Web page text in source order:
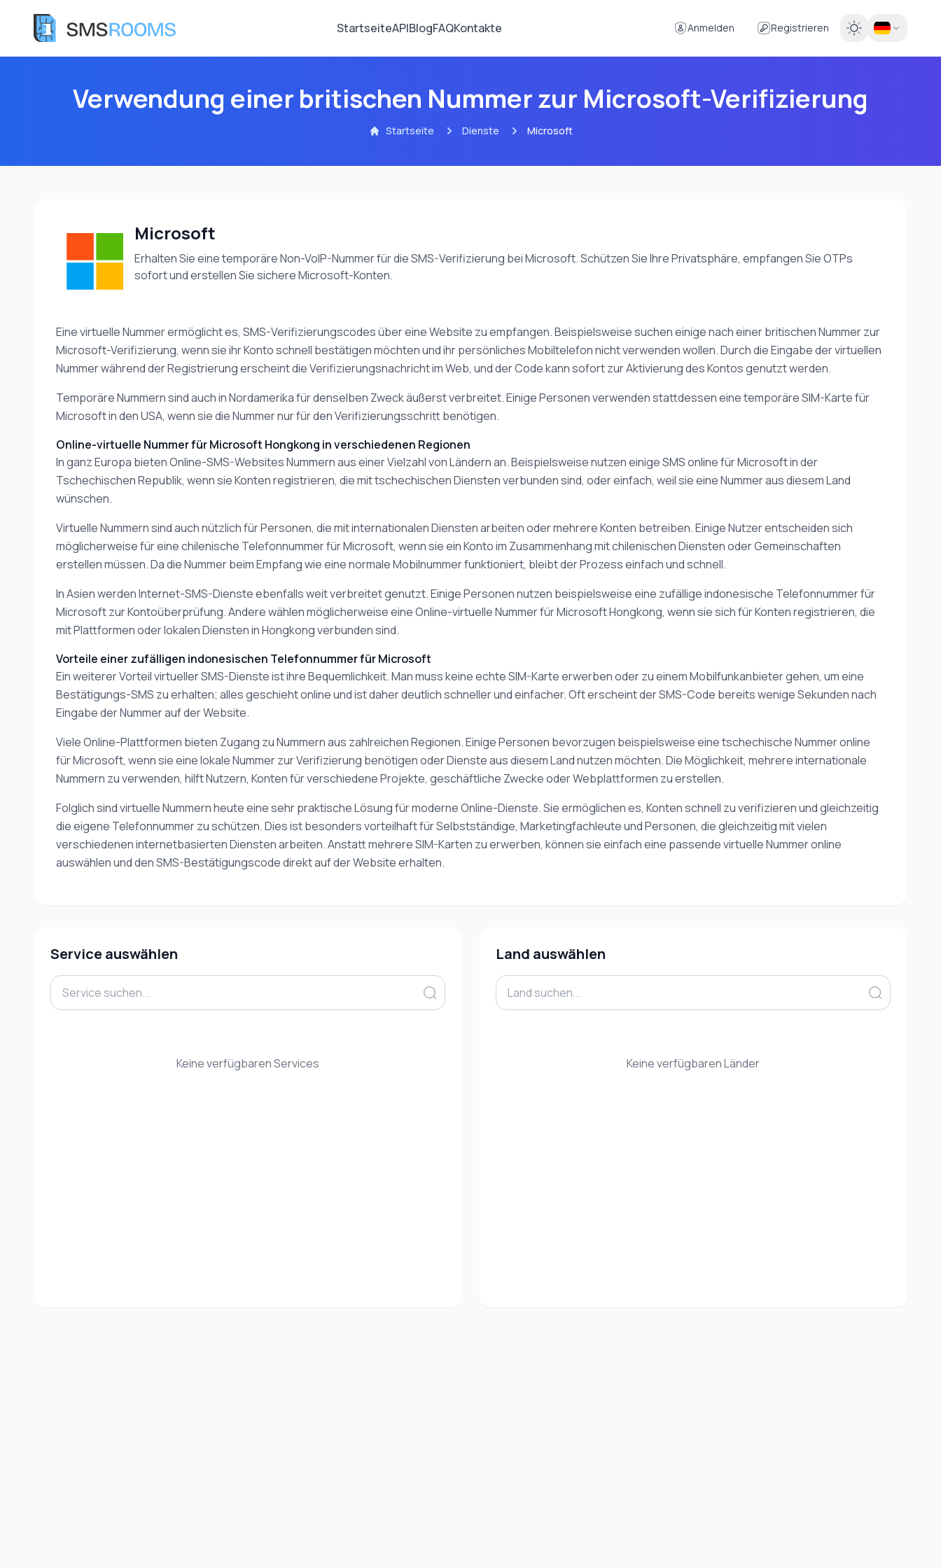
StartseiteAPIBlogFAQKontakte Anmelden Registrieren
Verwendung einer britischen Nummer zur Microsoft-Verifizierung
Startseite Dienste Microsoft
Microsoft
Erhalten Sie eine temporäre Non-VoIP-Nummer für die SMS-Verifizierung bei Microsoft. Schützen Sie Ihre Privatsphäre, empfangen Sie OTPs
sofort und erstellen Sie sichere Microsoft-Konten.
Eine virtuelle Nummer ermöglicht es, SMS-Verifizierungscodes über eine Website zu empfangen. Beispielsweise suchen einige nach einer britischen Nummer zur
Microsoft-Verifizierung, wenn sie ihr Konto schnell bestätigen möchten und ihr persönliches Mobiltelefon nicht verwenden wollen. Durch die Eingabe der virtuellen
Nummer während der Registrierung erscheint die Verifizierungsnachricht im Web, und der Code kann sofort zur Aktivierung des Kontos genutzt werden.
Temporäre Nummern sind auch in Nordamerika für denselben Zweck äußerst verbreitet. Einige Personen verwenden stattdessen eine temporäre SIM-Karte für
Microsoft in den USA, wenn sie die Nummer nur für den Verifizierungsschritt benötigen.
Online-virtuelle Nummer für Microsoft Hongkong in verschiedenen Regionen
In ganz Europa bieten Online-SMS-Websites Nummern aus einer Vielzahl von Ländern an. Beispielsweise nutzen einige SMS online für Microsoft in der
Tschechischen Republik, wenn sie Konten registrieren, die mit tschechischen Diensten verbunden sind, oder einfach, weil sie eine Nummer aus diesem Land
wünschen.
Virtuelle Nummern sind auch nützlich für Personen, die mit internationalen Diensten arbeiten oder mehrere Konten betreiben. Einige Nutzer entscheiden sich
möglicherweise für eine chilenische Telefonnummer für Microsoft, wenn sie ein Konto im Zusammenhang mit chilenischen Diensten oder Gemeinschaften
erstellen müssen. Da die Nummer beim Empfang wie eine normale Mobilnummer funktioniert, bleibt der Prozess einfach und schnell.
In Asien werden Internet-SMS-Dienste ebenfalls weit verbreitet genutzt. Einige Personen nutzen beispielsweise eine zufällige indonesische Telefonnummer für
Microsoft zur Kontoüberprüfung. Andere wählen möglicherweise eine Online-virtuelle Nummer für Microsoft Hongkong, wenn sie sich für Konten registrieren, die
mit Plattformen oder lokalen Diensten in Hongkong verbunden sind.
Vorteile einer zufälligen indonesischen Telefonnummer für Microsoft
Ein weiterer Vorteil virtueller SMS-Dienste ist ihre Bequemlichkeit. Man muss keine echte SIM-Karte erwerben oder zu einem Mobilfunkanbieter gehen, um eine
Bestätigungs-SMS zu erhalten; alles geschieht online und ist daher deutlich schneller und einfacher. Oft erscheint der SMS-Code bereits wenige Sekunden nach
Eingabe der Nummer auf der Website.
Viele Online-Plattformen bieten Zugang zu Nummern aus zahlreichen Regionen. Einige Personen bevorzugen beispielsweise eine tschechische Nummer online
für Microsoft, wenn sie eine lokale Nummer zur Verifizierung benötigen oder Dienste aus diesem Land nutzen möchten. Die Möglichkeit, mehrere internationale
Nummern zu verwenden, hilft Nutzern, Konten für verschiedene Projekte, geschäftliche Zwecke oder Webplattformen zu erstellen.
Folglich sind virtuelle Nummern heute eine sehr praktische Lösung für moderne Online-Dienste. Sie ermöglichen es, Konten schnell zu verifizieren und gleichzeitig
die eigene Telefonnummer zu schützen. Dies ist besonders vorteilhaft für Selbstständige, Marketingfachleute und Personen, die gleichzeitig mit vielen
verschiedenen internetbasierten Diensten arbeiten. Anstatt mehrere SIM-Karten zu erwerben, können sie einfach eine passende virtuelle Nummer online
auswählen und den SMS-Bestätigungscode direkt auf der Website erhalten.
Service auswählen
Keine verfügbaren Services
Land auswählen
Keine verfügbaren Länder